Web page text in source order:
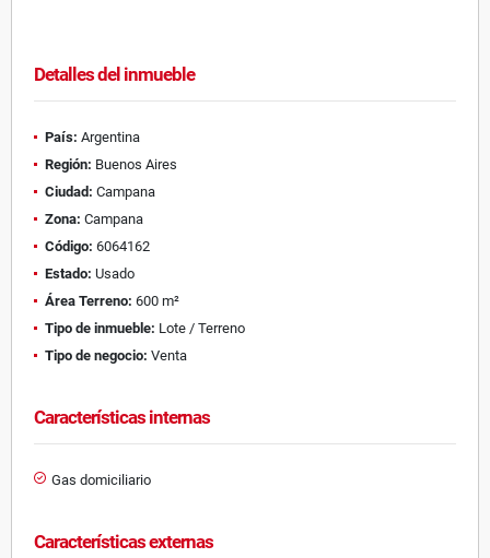
Detalles del inmueble
País: Argentina
Región: Buenos Aires
Ciudad: Campana
Zona: Campana
Código: 6064162
Estado: Usado
Área Terreno: 600 m²
Tipo de inmueble: Lote / Terreno
Tipo de negocio: Venta
Características internas
Gas domiciliario
Características externas